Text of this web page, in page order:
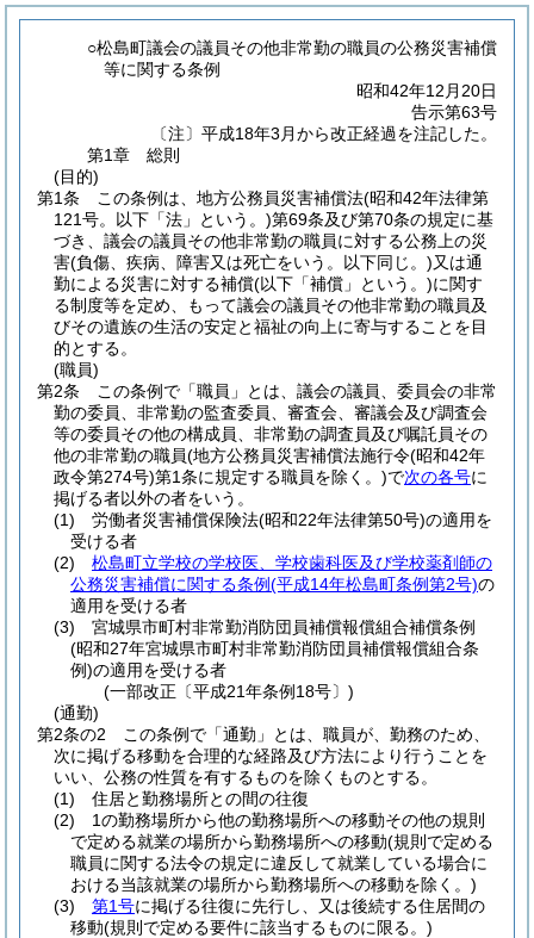
○松島町議会の議員その他非常勤の職員の公務災害補償
等に関する条例
昭和42年12月20日
告示第63号
〔注〕平成18年3月から改正経過を注記した。
第1章
総則
(目的)
第1条
この条例は、地方公務員災害補償法(昭和42年法律第
121号。以下「法」という。)第69条及び第70条の規定に基
づき、議会の議員その他非常勤の職員に対する公務上の災
害(負傷、疾病、障害又は死亡をいう。以下同じ。)又は通
勤による災害に対する補償(以下「補償」という。)に関す
る制度等を定め、もって議会の議員その他非常勤の職員及
びその遺族の生活の安定と福祉の向上に寄与することを目
的とする。
(職員)
第2条
この条例で「職員」とは、議会の議員、委員会の非常
勤の委員、非常勤の監査委員、審査会、審議会及び調査会
等の委員その他の構成員、非常勤の調査員及び嘱託員その
他の非常勤の職員(地方公務員災害補償法施行令(昭和42年
政令第274号)第1条に規定する職員を除く。)で次の各号に
掲げる者以外の者をいう。
(1)
労働者災害補償保険法(昭和22年法律第50号)の適用を
受ける者
(2)
松島町立学校の学校医、学校歯科医及び学校薬剤師の
公務災害補償に関する条例(平成14年松島町条例第2号)の
適用を受ける者
(3)
宮城県市町村非常勤消防団員補償報償組合補償条例
(昭和27年宮城県市町村非常勤消防団員補償報償組合条
例)の適用を受ける者
(一部改正〔平成21年条例18号〕)
(通勤)
第2条の2
この条例で「通勤」とは、職員が、勤務のため、
次に掲げる移動を合理的な経路及び方法により行うことを
いい、公務の性質を有するものを除くものとする。
(1)
住居と勤務場所との間の往復
(2)
1の勤務場所から他の勤務場所への移動その他の規則
で定める就業の場所から勤務場所への移動(規則で定める
職員に関する法令の規定に違反して就業している場合に
おける当該就業の場所から勤務場所への移動を除く。)
(3)
第1号に掲げる往復に先行し、又は後続する住居間の
移動(規則で定める要件に該当するものに限る。)